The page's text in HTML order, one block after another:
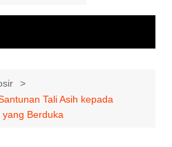
Tali Asih kepada
Berduka